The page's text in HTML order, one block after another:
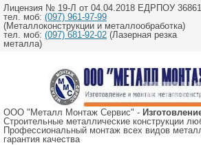
Лицензия № 19-Л от 04.04.2018 ЕДРПОУ
тел. моб: (097) 961-97-99
(Металлоконструкции и металлообработка)
тел. моб: (097) 681-92-02 (Лазерная резка
металла)
ООО "Металл Монтаж Сервис" -
Строительные металлические конструкции
Профессиональный монтаж всех видов
гарантия качества